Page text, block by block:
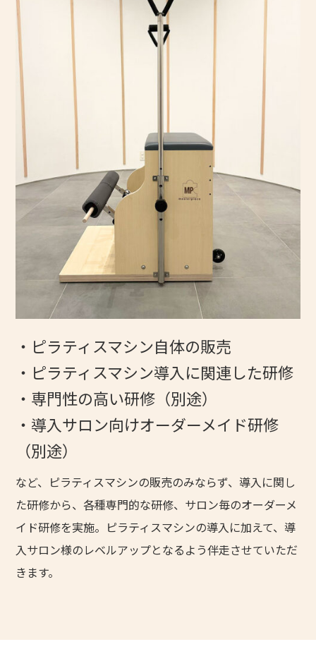
・ピラティスマシン自体の販売
・ピラティスマシン導入に関連した研修
・専門性の高い研修（別途）
・導入サロン向けオーダーメイド研修
（別途）
など、ピラティスマシンの販売のみならず、導入に関し
た研修から、各種専門的な研修、サロン毎のオーダーメ
イド研修を実施。ピラティスマシンの導入に加えて、導
入サロン様のレベルアップとなるよう伴走させていただ
きます。